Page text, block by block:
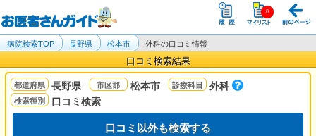
病院検索TOP 長野県 松本市 外科の口コミ情報
口コミ検索結果
長野県 松本市
外科
口コミ検索
口コミ以外も検索する